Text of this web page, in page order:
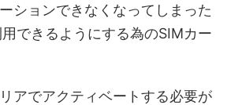
ションできなくなってしまった
できるようにする為のSIMカー
アでアクティベートする必要が